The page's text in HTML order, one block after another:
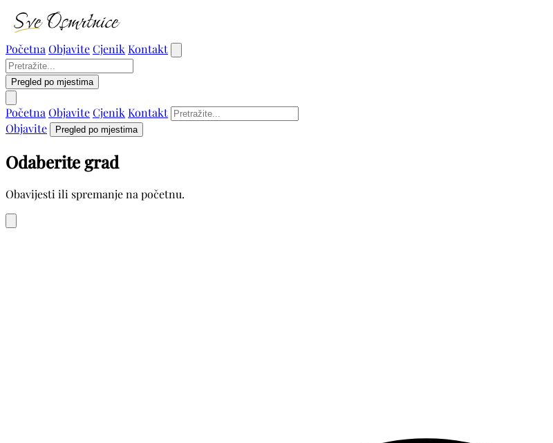
Početna ObjaviteCjenik Kontakt
Pregled po mjestima
Početna ObjaviteCjenik Kontakt
Objavite
Pregled po mjestima
Odaberite grad
Obavijesti ili spremanje na početnu.